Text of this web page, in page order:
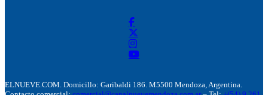
ELNUEVE.COM. Domicillo: Garibaldi 186. M5500 Mendoza, Argentina.